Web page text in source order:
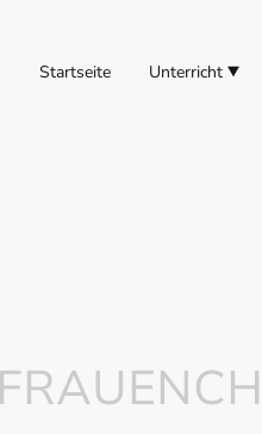
Startseite Unterricht